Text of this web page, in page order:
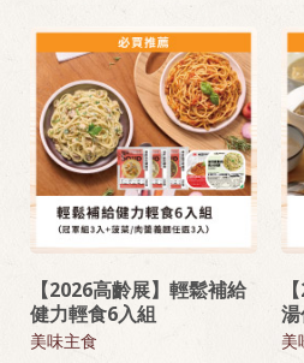
【2026高齡展】輕鬆補給
健力輕食6入組
美味主食
美